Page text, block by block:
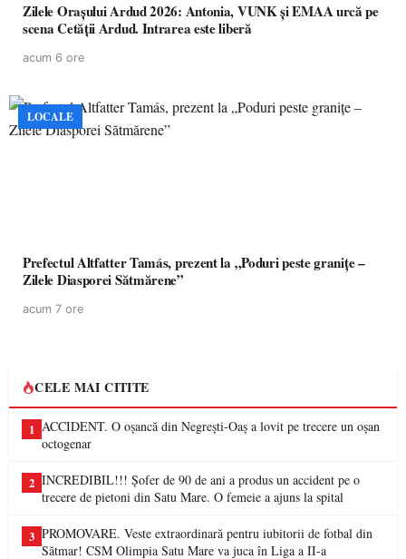
Zilele Orașului Ardud 2026: Antonia, VUNK și EMAA urcă pe
scena Cetății Ardud. Intrarea este liberă
acum 6 ore
LOCALE
Prefectul Altfatter Tamás, prezent la „Poduri peste granițe –
Zilele Diasporei Sătmărene”
acum 7 ore
CELE MAI CITITE
1 ACCIDENT. O oșancă din Negrești-Oaș a lovit pe trecere un oșan
octogenar
2 INCREDIBIL!!! Șofer de 90 de ani a produs un accident pe o
trecere de pietoni din Satu Mare. O femeie a ajuns la spital
3 PROMOVARE. Veste extraordinară pentru iubitorii de fotbal din
Sătmar! CSM Olimpia Satu Mare va juca în Liga a II-a